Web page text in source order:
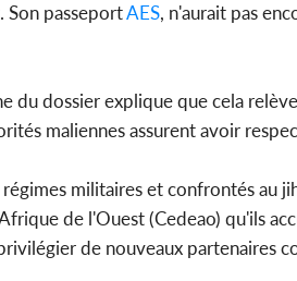
Son passeportAES, n'aurait pas
du dossier explique que cela
maliennes assurent avoir
militaires et confrontés au
de l'Ouest (Cedeao) qu'ils
de nouveaux partenaires